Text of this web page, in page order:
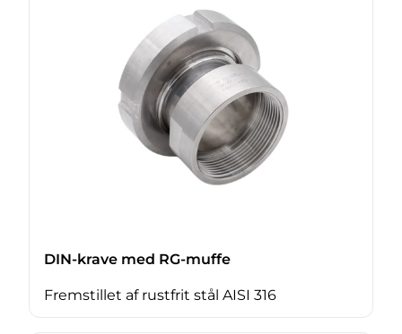
DIN-krave med RG-muffe
Fremstillet af rustfrit stål AISI 316